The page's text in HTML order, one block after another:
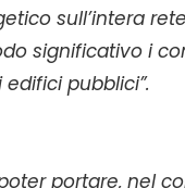
sull’intera
significativo i
pubblici”.
portare, nel